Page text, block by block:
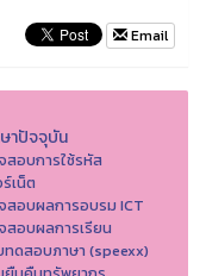
Email
าปัจจุบัน
สอบการใช้รหัส
เน็ต
สอบผลการอบรม ICT
สอบผลการเรียน
ทดสอบภาษา (speexx)